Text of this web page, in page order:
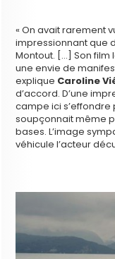
« On avait rarement
impressionnant que
Montout. […] Son
une envie de
explique Caroline
d’accord. D’une
campe ici s’effondre
soupçonnait même
bases. L’image
véhicule l’acteur